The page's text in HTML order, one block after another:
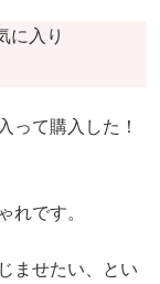
に入り
って購入した！
れです。
ませたい、とい